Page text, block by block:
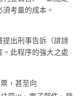
考量的成本。
提出刑事告訴（誹謗
此程序的強大之處
，甚至向